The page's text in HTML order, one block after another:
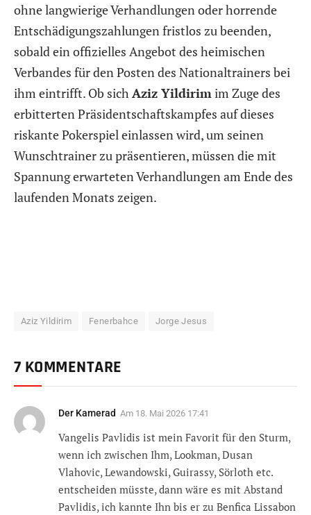
ohne langwierige Verhandlungen oder horrende
Entschädigungszahlungen fristlos zu beenden,
sobald ein offizielles Angebot des heimischen
Verbandes für den Posten des Nationaltrainers bei
ihm eintrifft. Ob sich Aziz Yildirim im Zuge des
erbitterten Präsidentschaftskampfes auf dieses
riskante Pokerspiel einlassen wird, um seinen
Wunschtrainer zu präsentieren, müssen die mit
Spannung erwarteten Verhandlungen am Ende des
laufenden Monats zeigen.
Aziz Yildirim Fenerbahce Jorge Jesus
7 KOMMENTARE
Der Kamerad Am 18. Mai 2026 17:41
Vangelis Pavlidis ist mein Favorit für den Sturm,
wenn ich zwischen Ihm, Lookman, Dusan
Vlahovic, Lewandowski, Guirassy, Sörloth etc.
entscheiden müsste, dann wäre es mit Abstand
Pavlidis, ich kannte Ihn bis er zu Benfica Lissabon